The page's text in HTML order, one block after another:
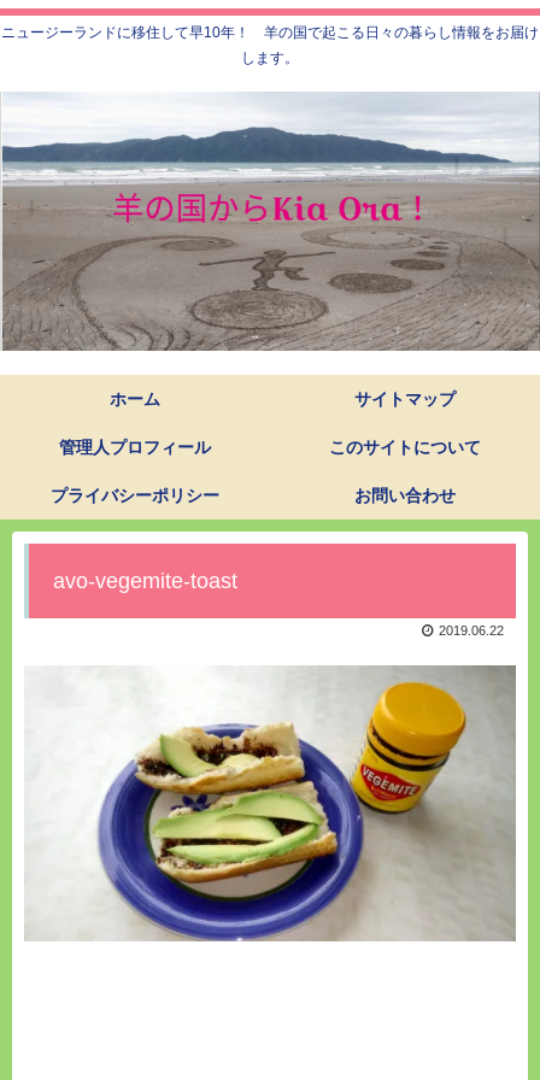
ニュージーランドに移住して早10年！ 羊の国で起こる日々の暮らし情報をお届け
します。
ホーム サイトマップ
管理人プロフィール このサイトについて
プライバシーポリシー お問い合わせ
avo-vegemite-toast
2019.06.22